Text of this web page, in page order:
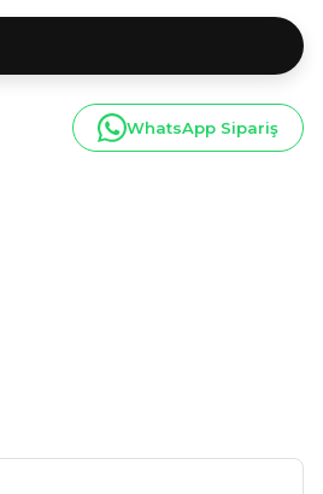
WhatsApp Sipariş